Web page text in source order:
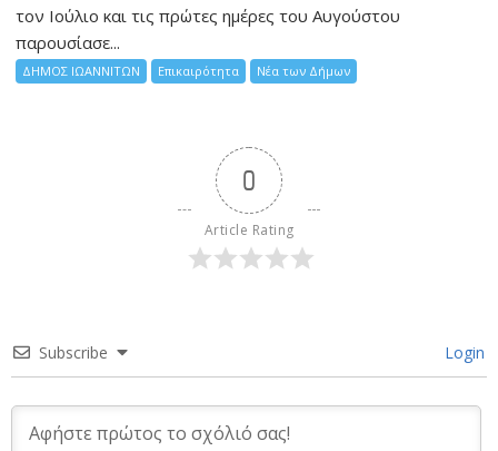
τον Ιούλιο και τις πρώτες ημέρες του Αυγούστου
παρουσίασε...
ΔΗΜΟΣ ΙΩΑΝΝΙΤΩΝ Επικαιρότητα Νέα των Δήμων
0
Article Rating
Subscribe Login